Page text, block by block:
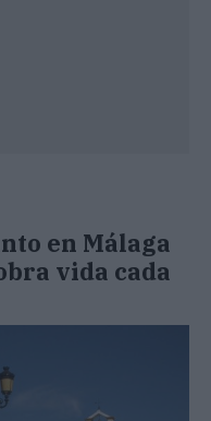
en Málaga
vida cada